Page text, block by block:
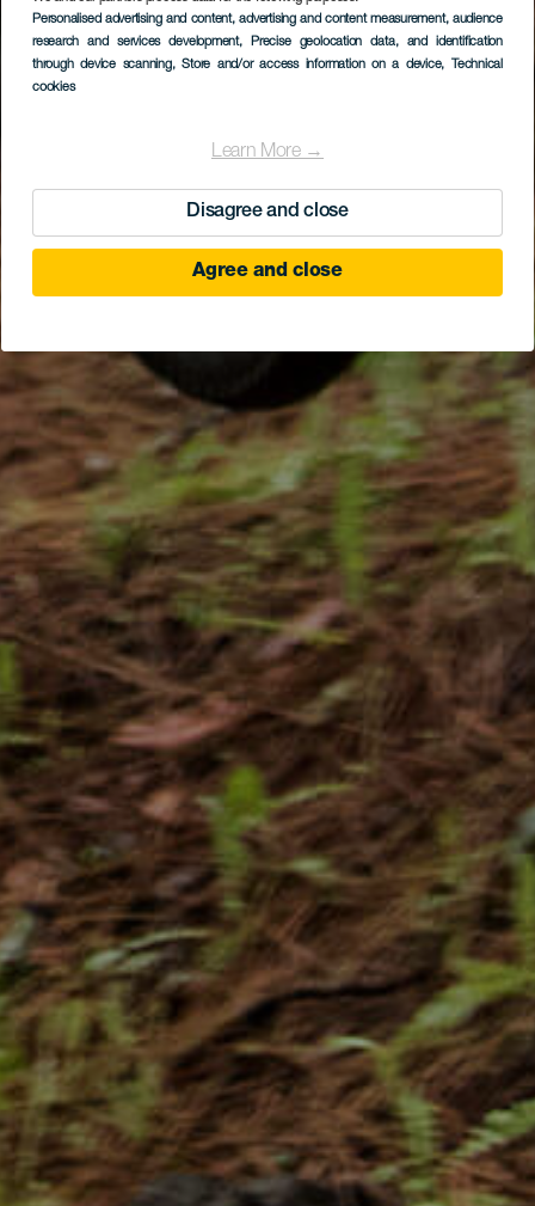
Personalised advertising and content, advertising and content measurement, audience
research and services development, Precise geolocation data, and identification
through device scanning, Store and/or access information on a device, Technical
cookies
Learn More →
Disagree and close
Agree and close